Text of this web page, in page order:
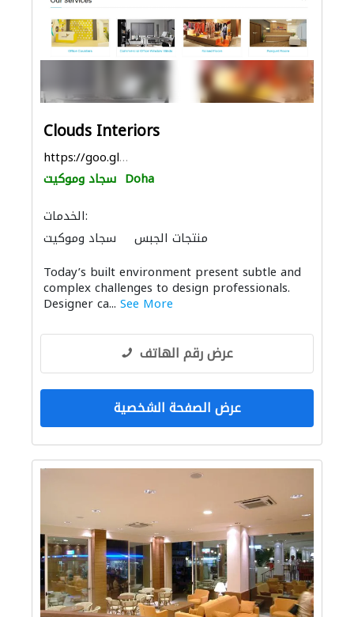
Clouds Interiors
https://goo.gl/maps/B91T9vPxAfM16Vc36
سجاد وموكيت Doha
الخدمات:
سجاد وموكيت
منتجات الجبس
الموبيليا والنجارة الديكور الداخلي الصوتيات
Today’s built environment present subtle and
complex challenges to design professionals.
Designer ca... See More
عرض رقم الهاتف
عرض الصفحة الشخصية